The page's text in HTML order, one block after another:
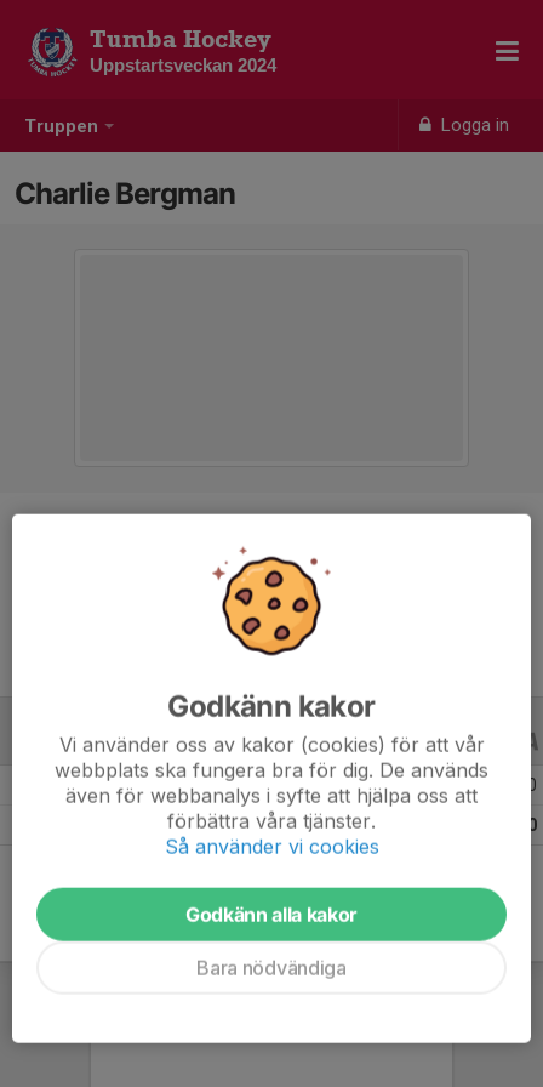
Truppen Logga in
Tumba Hockey
Uppstartsveckan 2024
Charlie Bergman
12 år
ALLA SERIER ALLA ÅR
Säsongen 23/24 0
0
Godkänn kakor
Vi använder oss av kakor (cookies) för att vår
webbplats ska fungera bra för dig. De används
även för webbanalys i syfte att hjälpa oss att
förbättra våra tjänster.
Så använder vi cookies
Godkänn alla kakor
Bara nödvändiga